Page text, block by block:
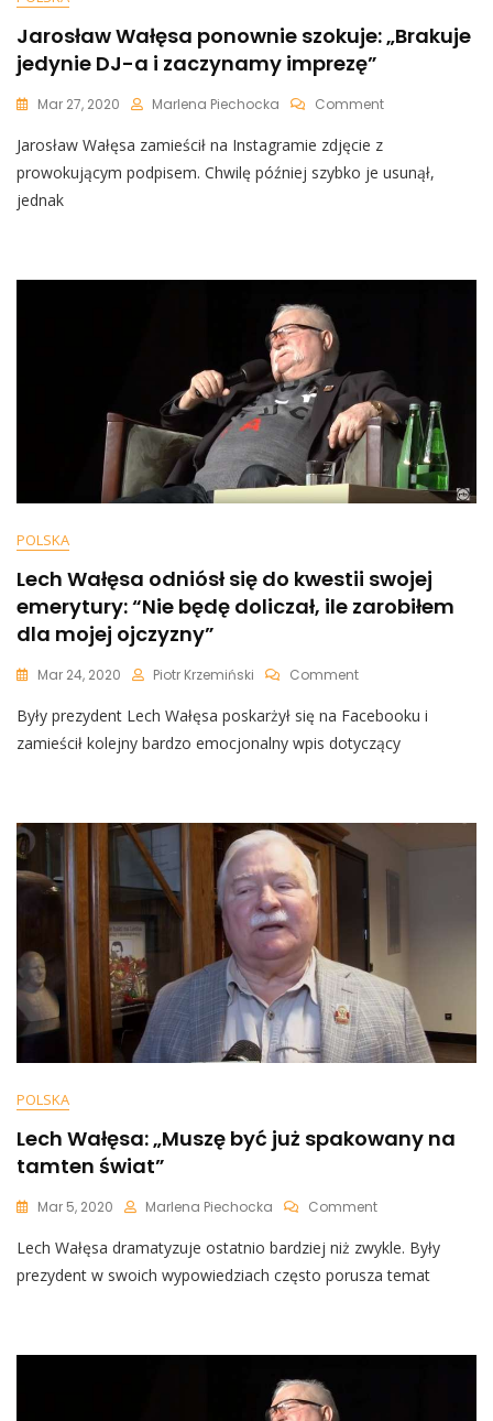
Jarosław Wałęsa ponownie szokuje: „Brakuje
jedynie DJ-a i zaczynamy imprezę”
Mar 27, 2020 Marlena Piechocka CommentOn
Ponownie
Szokuje:
Jarosław Wałęsa zamieścił na Instagramie zdjęcie z
prowokującym podpisem. Chwilę później szybko je usunął,
jednak
POLSKA
Lech Wałęsa odniósł się do kwestii swojej
emerytury: “Nie będę doliczał, ile zarobiłem
dla mojej ojczyzny”
Mar 24, 2020 Piotr Krzemiński CommentOn
Wałęsa
Odniósł
Swojej
“Nie
Doliczał,
Zarobiłem
Dla
Mojej
Ojczyzny”
Były prezydent Lech Wałęsa poskarżył się na Facebooku i
zamieścił kolejny bardzo emocjonalny wpis dotyczący
POLSKA
Lech Wałęsa: „Muszę być już spakowany na
tamten świat”
Mar 5, 2020 Marlena Piechocka CommentOn
Wałęsa:
„Muszę
Na
Lech Wałęsa dramatyzuje ostatnio bardziej niż zwykle. Były
prezydent w swoich wypowiedziach często porusza temat